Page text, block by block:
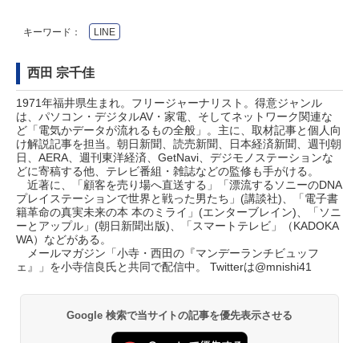
キーワード： LINE
西田 宗千佳
1971年福井県生まれ。フリージャーナリスト。得意ジャンル
は、パソコン・デジタルAV・家電、そしてネットワーク関連な
ど「電気かデータが流れるもの全般」。主に、取材記事と個人向
け解説記事を担当。朝日新聞、読売新聞、日本経済新聞、週刊朝
日、AERA、週刊東洋経済、GetNavi、デジモノステーションな
どに寄稿する他、テレビ番組・雑誌などの監修も手がける。
近著に、「顧客を売り場へ直送する」「漂流するソニーのDNA
プレイステーションで世界と戦った男たち」(講談社)、「電子書
籍革命の真実未来の本 本のミライ」(エンターブレイン)、「ソニ
ーとアップル」(朝日新聞出版)、「スマートテレビ」（KADOKA
WA）などがある。
メールマガジン「小寺・西田の『マンデーランチビュッフ
ェ』
」を小寺信良氏と共同で配信中。 Twitterは@mnishi41
Google 検索で当サイトの記事を優先表示させる